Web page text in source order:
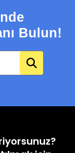
Bulun!